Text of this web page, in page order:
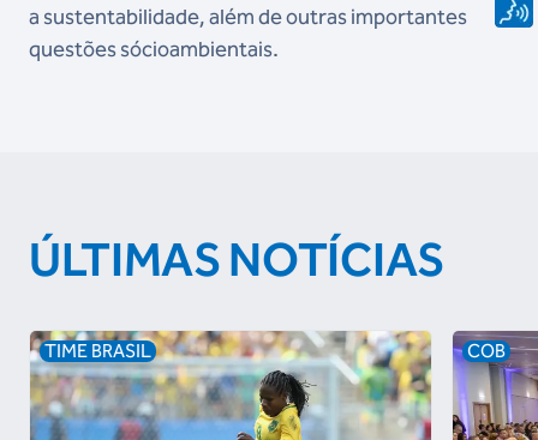
a sustentabilidade, além de outras importantes
questões sócioambientais.
ÚLTIMAS NOTÍCIAS
TIME BRASIL COB